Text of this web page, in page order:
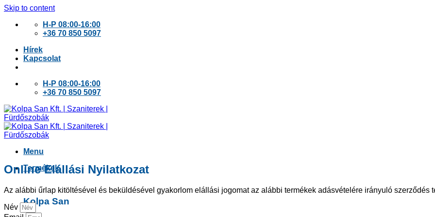
Skip to content
H-P 08:00-16:00
+36 70 850 5097
Hírek
Kapcsolat
H-P 08:00-16:00
+36 70 850 5097
Menu
Termékek
Kolpa San
Online Elállási Nyilatkozat
Az alábbi űrlap kitöltésével és beküldésével gyakorlom elállási jogomat az alábbi termékek adásvételére irányuló szerződés
Név